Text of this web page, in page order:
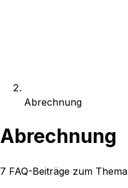
Abrechnung
Abrechnung
7 FAQ-Beiträge zum Thema